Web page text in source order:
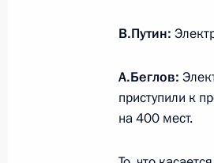
В.Путин:
А.Беглов:
приступили к
на 400 мест.